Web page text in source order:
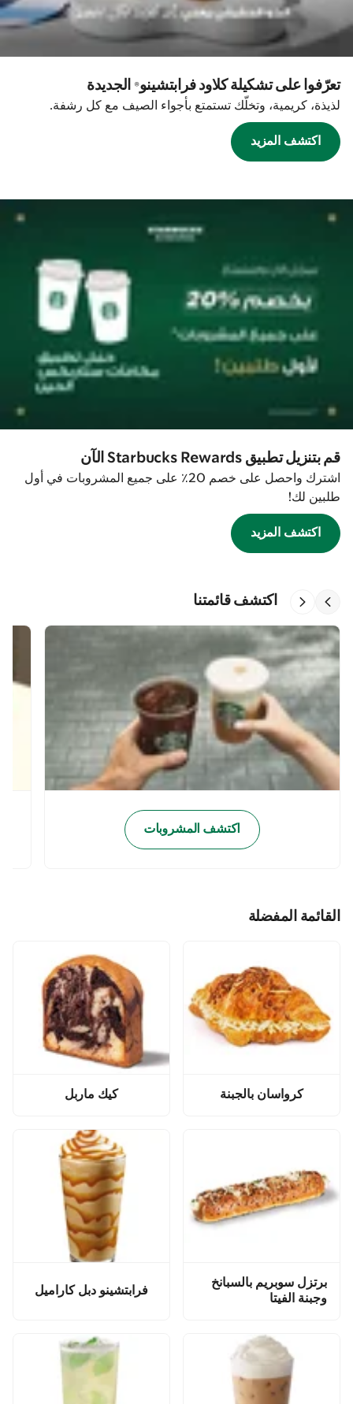
تعرّفوا على تشكيلة كلاود فرابتشينو® الجديدة
لذيذة، كريمية، وتخلّك تستمتع بأجواء الصيف مع كل رشفة.
اكتشف المزيد
قم بتنزيل تطبيق Starbucks Rewards الآن
اشترك واحصل على خصم 20٪ على جميع المشروبات في أول
طلبين لك!
اكتشف المزيد
اكتشف قائمتنا
اكتشف المشروبات
القائمة المفضلة
كرواسان بالجبنة كيك ماربل
برتزل سوبريم بالسبانخ
وجبنة الفيتا
فرابتشينو دبل كاراميل